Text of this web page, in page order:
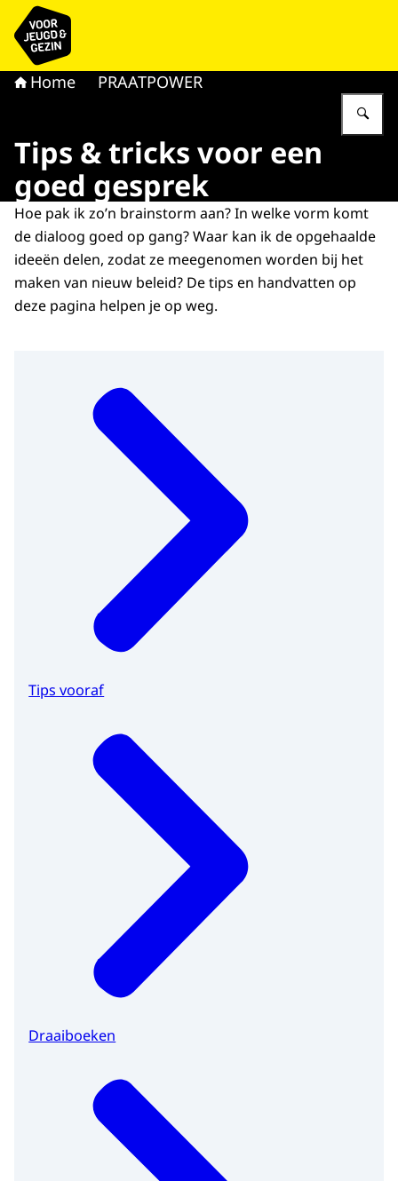
Naar de homepage van voor Jeugd & Gezin
Home PRAATPOWER
Tips & tricks voor een
goed gesprek
Hoe pak ik zo’n brainstorm aan? In welke vorm komt
de dialoog goed op gang? Waar kan ik de opgehaalde
ideeën delen, zodat ze meegenomen worden bij het
maken van nieuw beleid? De tips en handvatten op
deze pagina helpen je op weg.
Tips vooraf
Draaiboeken